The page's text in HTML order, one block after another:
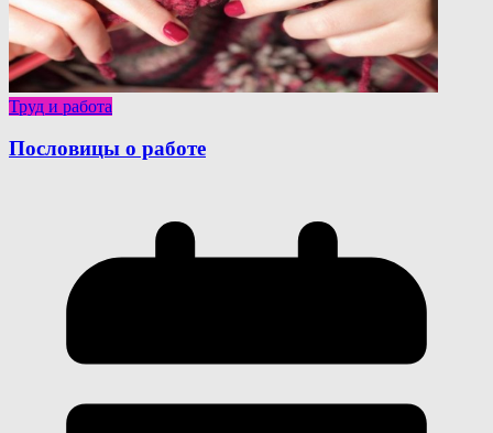
Труд и работа
Пословицы о работе